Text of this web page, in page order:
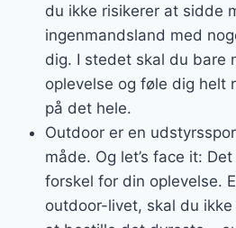
du ikke risikerer at sidde
ingenmandsland med
dig. I stedet skal du bare
oplevelse og føle dig helt
på det hele.
Outdoor er en
måde. Og let’s face it:
forskel for din oplevelse.
outdoor-livet, skal du